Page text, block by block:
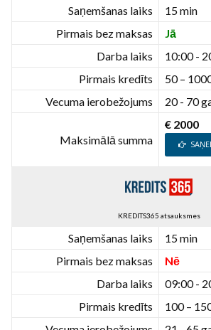
Saņemšanas laiks
15 min
Pirmais bez maksas
Jā
Darba laiks
10:00 -
Pirmais kredīts
50 –
Vecuma ierobežojums
20 - 70
Maksimālā summa
€ 2000
KREDITS365 atsauksmes
Saņemšanas laiks
15 min
Pirmais bez maksas
Nē
Darba laiks
09:00 -
Pirmais kredīts
100 –